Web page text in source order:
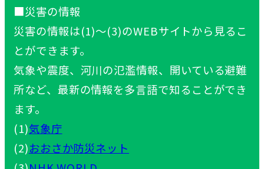
■災害の情報
災害の情報は(1)～(3)のWEBサイトから見るこ
とができます。
気象や震度、河川の氾濫情報、開いている避難
所など、最新の情報を多言語で知ることができ
ます。
(1)気象庁
(2)おおさか防災ネット